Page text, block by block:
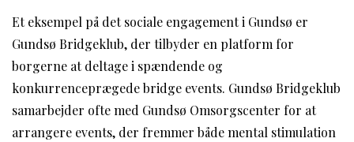
Et eksempel på det sociale engagement i Gundsø er
Gundsø Bridgeklub, der tilbyder en platform for
borgerne at deltage i spændende og
konkurrenceprægede bridge events. Gundsø Bridgeklub
samarbejder ofte med Gundsø Omsorgscenter for at
arrangere events, der fremmer både mental stimulation